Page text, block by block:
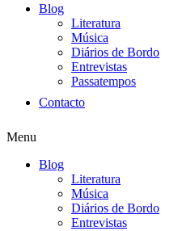
Blog
Literatura
Música
Diários de Bordo
Entrevistas
Passatempos
Contacto
Menu
Blog
Literatura
Música
Diários de Bordo
Entrevistas